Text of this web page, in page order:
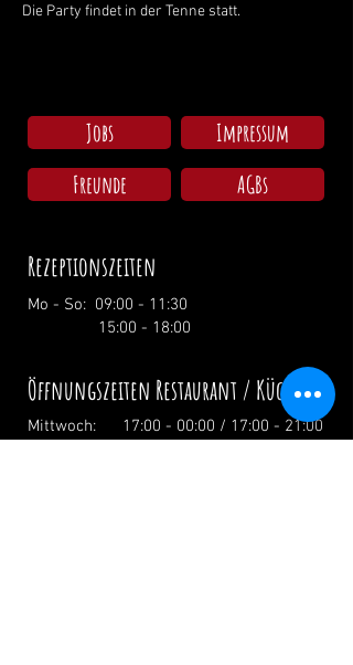
Die Party findet in der Tenne statt.
Jobs
Impressum
Freunde
AGBs
Rezeptionszeiten
Mo - So: 09:00 - 11:30
15:00 - 18:00
Öffnungszeiten Restaurant / Küche
Mittwoch: 17:00 - 00:00 / 17:00 - 21:00